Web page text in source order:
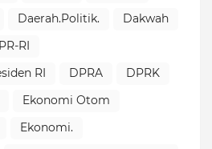
Daerah.Politik.
Dakwah
RI
RI
DPRA
DPRK
Ekonomi Otom
Ekonomi.